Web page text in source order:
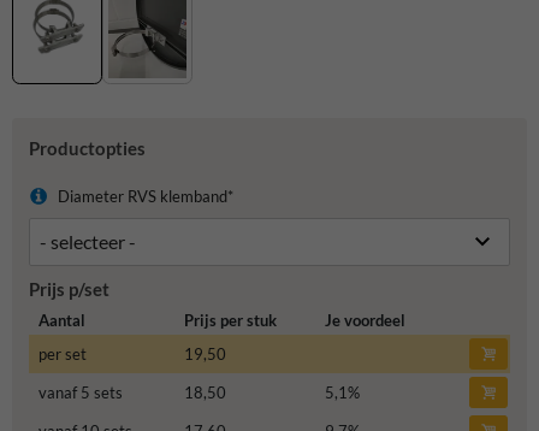
Productopties
Diameter RVS klemband*
Prijs p/set
Aantal Prijs per stuk
Je voordeel
per set
19,50
vanaf 5 sets
18,50 5,1%